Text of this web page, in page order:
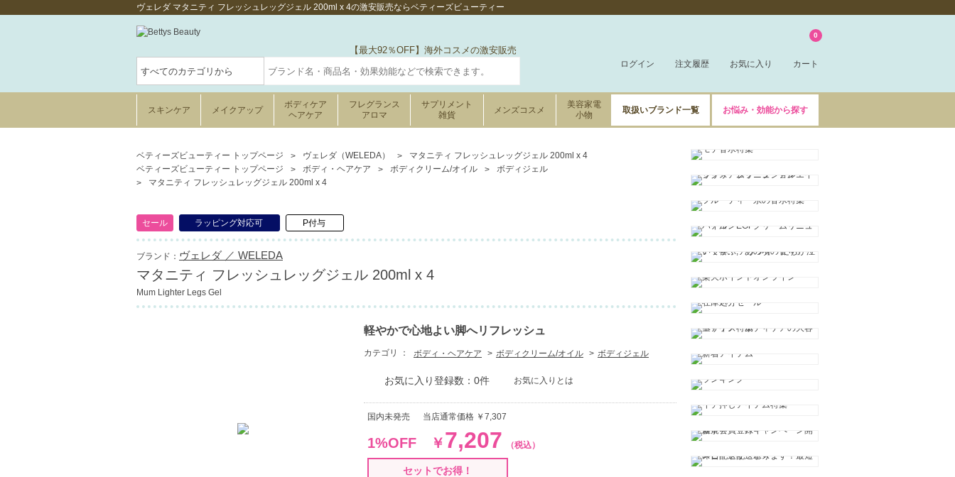
ヴェレダ マタニティ フレッシュレッグジェル 200ml x 4の激安販売ならベティーズビューティー
【最大92％OFF】海外コスメの激安販売
ログイン 注文履歴 お気に入り カート
0
スキンケア メイクアップ
ボディケア
ヘアケア
フレグランス
アロマ
サプリメント
雑貨
メンズコスメ
美容家電
小物
取扱いブランド一覧 お悩み・効能から探す
ベティーズビューティー トップページ ヴェレダ（WELEDA）
マタニティ フレッシュレッグジェル 200ml x 4
ベティーズビューティー トップページ
ボディ・ヘアケア ボディクリーム/オイル
ボディジェル
マタニティ フレッシュレッグジェル 200ml x 4
セール ラッピング対応可 P付与
ブランド： ヴェレダ ／ WELEDA
マタニティ フレッシュレッグジェル 200ml x 4
Mum Lighter Legs Gel
軽やかで心地よい脚へリフレッシュ
カテゴリ ： ボディ・ヘアケア ボディクリーム/オイル ボディジェル
お気に入り登録数：0件 お気に入りとは
国内未発売 当店通常価格 ￥7,307
1%OFF ￥7,207 （税込）
セットでお得！